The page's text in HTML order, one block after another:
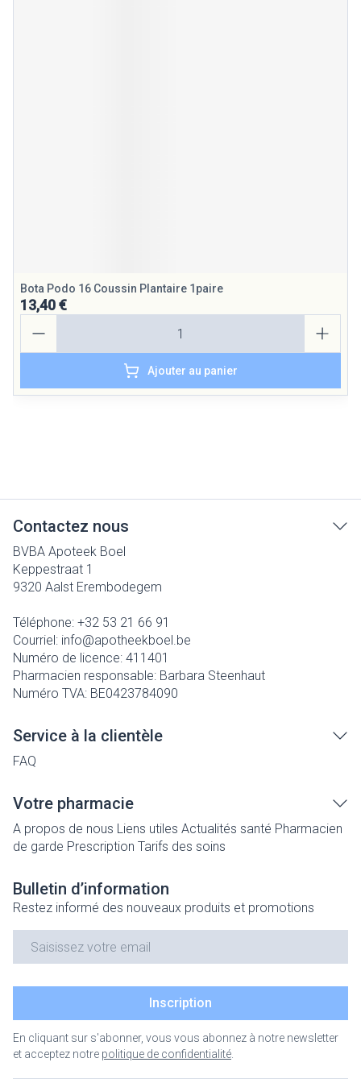
Bota Podo 16 Coussin Plantaire 1paire
13,40 €
Ajouter au panier
Contactez nous
BVBA Apoteek Boel
Keppestraat 1
9320 Aalst Erembodegem
Téléphone: +32 53 21 66 91
Courriel: info@apotheekboel.be
Numéro de licence: 411401
Pharmacien responsable: Barbara Steenhaut
Numéro TVA: BE0423784090
Service à la clientèle
FAQ
Votre pharmacie
A propos de nous Liens utiles Actualités santé Pharmacien
de garde Prescription Tarifs des soins
Bulletin d’information
Restez informé des nouveaux produits et promotions
Inscription
En cliquant sur s'abonner, vous vous abonnez à notre newsletter
et acceptez notre politique de confidentialité